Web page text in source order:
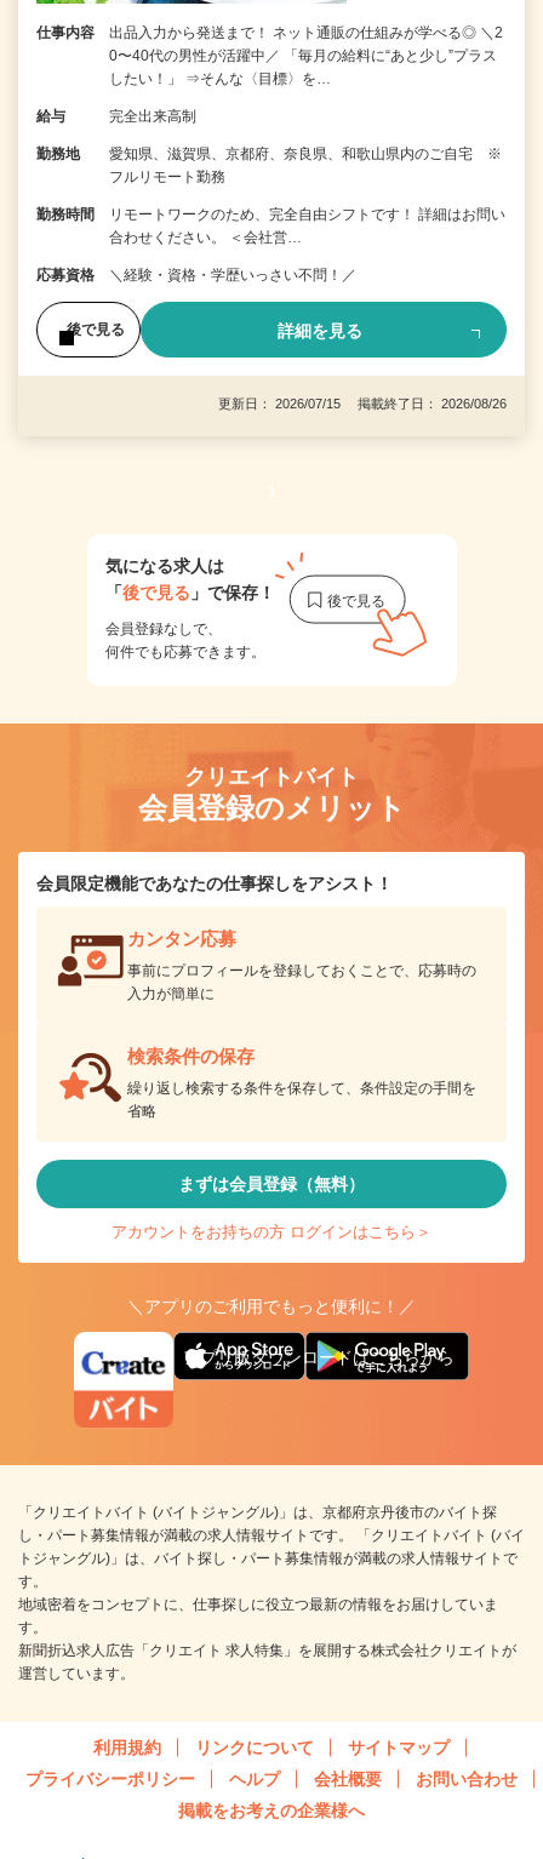
仕事内容
出品入力から発送まで！ ネット通販の仕組みが学べる◎ ＼2
0〜40代の男性が活躍中／ 「毎月の給料に“あと少し”プラス
したい！」 ⇒そんな〈目標〉を…
給与 完全出来高制
勤務地
愛知県、滋賀県、京都府、奈良県、和歌山県内のご自宅 ※
フルリモート勤務
勤務時間
リモートワークのため、完全自由シフトです！ 詳細はお問い
合わせください。 ＜会社営…
応募資格 ＼経験・資格・学歴いっさい不問！／
後で見る 詳細を見る
更新日： 2026/07/15 掲載終了日： 2026/08/26
1
気になる求人は
「後で見る 」で保存！
会員登録なしで、
何件でも応募できます。
クリエイトバイト
会員登録のメリット
会員限定機能であなたの仕事探しをアシスト！
カンタン応募
事前にプロフィールを登録しておくことで、応募時の
入力が簡単に
検索条件の保存
繰り返し検索する条件を保存して、条件設定の手間を
省略
まずは会員登録（無料）
アカウントをお持ちの方 ログインはこちら＞
＼アプリのご利用でもっと便利に！／
アプリ版ダウンロードはこちらから
「クリエイトバイト (バイトジャングル)」は、京都府京丹後市のバイト探
し・パート募集情報が満載の求人情報サイトです。 「クリエイトバイト (バイ
トジャングル)」は、バイト探し・パート募集情報が満載の求人情報サイトで
す。
地域密着をコンセプトに、仕事探しに役立つ最新の情報をお届けしていま
す。
新聞折込求人広告「クリエイト 求人特集」を展開する株式会社クリエイトが
運営しています。
利用規約 リンクについて
サイトマップ
プライバシーポリシー
ヘルプ 会社概要
お問い合わせ
掲載をお考えの企業様へ